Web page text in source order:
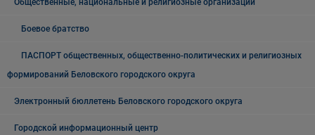
Общественные, национальные и религиозные организации
Боевое братство
ПАСПОРТ общественных, общественно-политических и религиозных
формирований Беловского городского округа
Электронный бюллетень Беловского городского округа
Городской информационный центр